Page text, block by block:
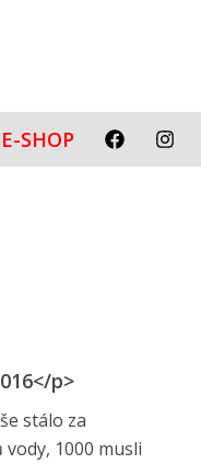
E-SHOP
p>
stálo za
1000 musli